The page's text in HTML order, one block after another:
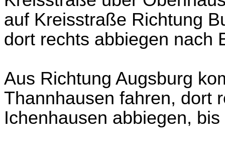
auf Kreisstraße Richtung
dort rechts abbiegen nach
Aus Richtung Augsburg
Thannhausen fahren, dort
Ichenhausen abbiegen,